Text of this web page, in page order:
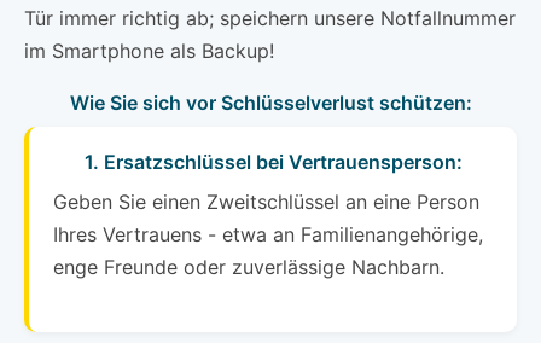
Tür immer richtig ab; speichern unsere Notfallnummer
im Smartphone als Backup!
Wie Sie sich vor Schlüsselverlust schützen:
1. Ersatzschlüssel bei Vertrauensperson:
Geben Sie einen Zweitschlüssel an eine Person
Ihres Vertrauens - etwa an Familienangehörige,
enge Freunde oder zuverlässige Nachbarn.